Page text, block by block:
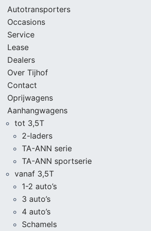
Autotransporters
Occasions
Service
Lease
Dealers
Over Tijhof
Contact
Oprijwagens
Aanhangwagens
tot 3,5T
2-laders
TA-ANN serie
TA-ANN sportserie
vanaf 3,5T
1-2 auto’s
3 auto’s
4 auto’s
Schamels